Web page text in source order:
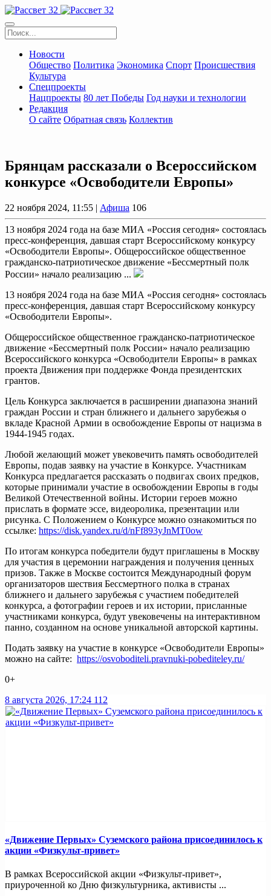
Новости
Общество Политика Экономика Спорт Происшествия
Культура
Спецпроекты
Нацпроекты 80 лет Победы Год науки и технологии
Редакция
О сайте Обратная связь Коллектив
Брянцам рассказали о Всероссийском
конкурсе «Освободители Европы»
22 ноября 2024, 11:55 | Афиша 106
13 ноября 2024 года на базе МИА «Россия сегодня» состоялась
пресс-конференция, давшая старт Всероссийскому конкурсу
«Освободители Европы». Общероссийское общественное
гражданско-патриотическое движение «Бессмертный полк
России» начало реализацию ...
13 ноября 2024 года на базе МИА «Россия сегодня» состоялась
пресс-конференция, давшая старт Всероссийскому конкурсу
«Освободители Европы».
Общероссийское общественное гражданско-патриотическое
движение «Бессмертный полк России» начало реализацию
Всероссийского конкурса «Освободители Европы» в рамках
проекта Движения при поддержке Фонда президентских
грантов.
Цель Конкурса заключается в расширении диапазона знаний
граждан России и стран ближнего и дальнего зарубежья о
вкладе Красной Армии в освобождение Европы от нацизма в
1944-1945 годах.
Любой желающий может увековечить память освободителей
Европы, подав заявку на участие в Конкурсе. Участникам
Конкурса предлагается рассказать о подвигах своих предков,
которые принимали участие в освобождении Европы в годы
Великой Отечественной войны. Истории героев можно
прислать в формате эссе, видеоролика, презентации или
рисунка. С Положением о Конкурсе можно ознакомиться по
ссылке: https://disk.yandex.ru/d/nFf893yJnMT0ow
По итогам конкурса победители будут приглашены в Москву
для участия в церемонии награждения и получения ценных
призов. Также в Москве состоится Международный форум
организаторов шествия Бессмертного полка в странах
ближнего и дальнего зарубежья с участием победителей
конкурса, а фотографии героев и их истории, присланные
участниками конкурса, будут увековечены на интерактивном
панно, созданном на основе уникальной авторской картины.
Подать заявку на участие в конкурсе «Освободители Европы»
можно на сайте: https://osvoboditeli.pravnuki-pobediteley.ru/
0+
8 августа 2026, 17:24 112
«Движение Первых» Суземского района присоединилось к
акции «Физкульт-привет»
В рамках Всероссийской акции «Физкульт-привет»,
приуроченной ко Дню физкультурника, активисты ...